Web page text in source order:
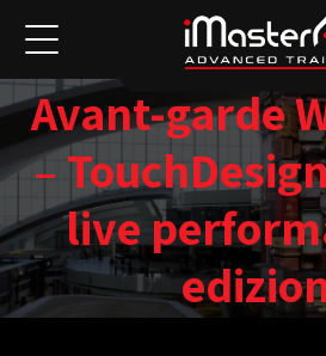
Avant-garde
–
live